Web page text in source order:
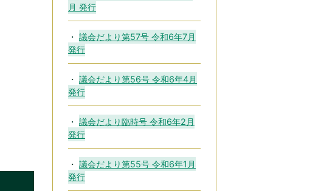
月 発行
議会だより第57号 令和6年7月
発行
議会だより第56号 令和6年4月
発行
議会だより臨時号 令和6年2月
発行
議会だより第55号 令和6年1月
発行